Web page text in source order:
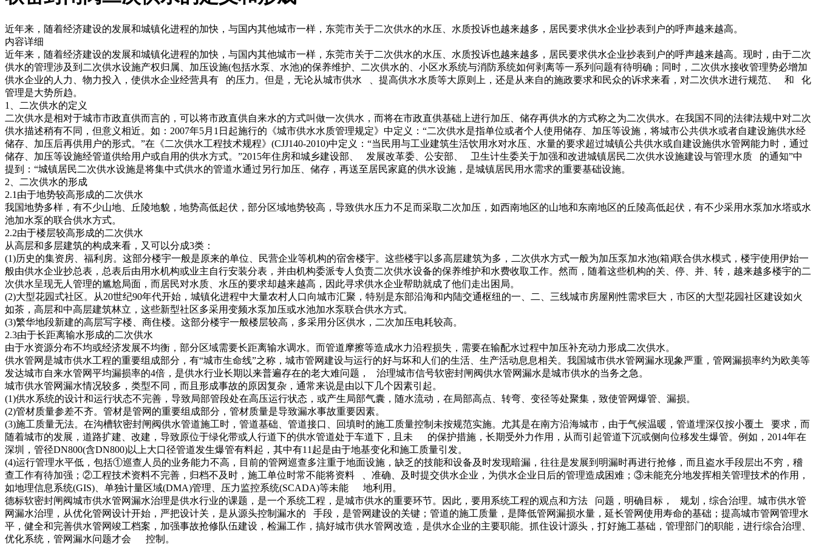
近年来，随着经济建设的发展和城镇化进程的加快，与国内其他城市一样，东莞市关于二次供水的水压、水质投诉也越来越多，居民要求供水企业抄表到户的呼声越来越高。
内容详细
近年来，随着经济建设的发展和城镇化进程的加快，与国内其他城市一样，东莞市关于二次供水的水压、水质投诉也越来越多，居民要求供水企业抄表到户的呼声越来越高。现时，由于二次
供水的管理涉及到二次供水设施产权归属、加压设施(包括水泵、水池)的保养维护、二次供水的、小区水系统与消防系统如何剥离等一系列问题有待明确；同时，二次供水接收管理势必增加
供水企业的人力、物力投入，使供水企业经营具有 的压力。但是，无论从城市供水 、提高供水水质等大原则上，还是从来自的施政要求和民众的诉求来看，对二次供水进行规范、 和 化
管理是大势所趋。
1、二次供水的定义
二次供水是相对于城市市政直供而言的，可以将市政直供自来水的方式叫做一次供水，而将在市政直供基础上进行加压、储存再供水的方式称之为二次供水。在我国不同的法律法规中对二次
供水描述稍有不同，但意义相近。如：2007年5月1日起施行的《城市供水水质管理规定》中定义：“二次供水是指单位或者个人使用储存、加压等设施，将城市公共供水或者自建设施供水经
储存、加压后再供用户的形式。”在《二次供水工程技术规程》(CJJ140-2010)中定义：“当民用与工业建筑生活饮用水对水压、水量的要求超过城镇公共供水或自建设施供水管网能力时，通过
储存、加压等设施经管道供给用户或自用的供水方式。”2015年住房和城乡建设部、 发展改革委、公安部、 卫生计生委关于加强和改进城镇居民二次供水设施建设与管理水质 的通知”中
提到：“城镇居民二次供水设施是将集中式供水的管道水通过另行加压、储存，再送至居民家庭的供水设施，是城镇居民用水需求的重要基础设施。
2、二次供水的形成
2.1由于地势较高形成的二次供水
我国地势多样，有不少山地、丘陵地貌，地势高低起伏，部分区域地势较高，导致供水压力不足而采取二次加压，如西南地区的山地和东南地区的丘陵高低起伏，有不少采用水泵加水塔或水
池加水泵的联合供水方式。
2.2由于楼层较高形成的二次供水
从高层和多层建筑的构成来看，又可以分成3类：
(1)历史的集资房、福利房。这部分楼宇一般是原来的单位、民营企业等机构的宿舍楼宇。这些楼宇以多高层建筑为多，二次供水方式一般为加压泵加水池(箱)联合供水模式，楼宇使用伊始一
般由供水企业抄总表，总表后由用水机构或业主自行安装分表，并由机构委派专人负责二次供水设备的保养维护和水费收取工作。然而，随着这些机构的关、停、并、转，越来越多楼宇的二
次供水呈现无人管理的尴尬局面，而居民对水质、水压的要求却越来越高，因此寻求供水企业帮助就成了他们走出困局。
(2)大型花园式社区。从20世纪90年代开始，城镇化进程中大量农村人口向城市汇聚，特别是东部沿海和内陆交通枢纽的一、二、三线城市房屋刚性需求巨大，市区的大型花园社区建设如火
如茶，高层和中高层建筑林立，这些新型社区多采用变频水泵加压或水池加水泵联合供水方式。
(3)繁华地段新建的高层写字楼、商住楼。这部分楼宇一般楼层较高，多采用分区供水，二次加压电耗较高。
2.3由于长距离输水形成的二次供水
由于水资源分布不均或经济发展不均衡，部分区域需要长距离输水调水。而管道摩擦等造成水力沿程损失，需要在输配水过程中加压补充动力形成二次供水。
供水管网是城市供水工程的重要组成部分，有“城市生命线”之称，城市管网建设与运行的好与坏和人们的生活、生产活动息息相关。我国城市供水管网漏水现象严重，管网漏损率约为欧美等
发达城市自来水管网平均漏损率的4倍，是供水行业长期以来普遍存在的老大难问题， 治理城市信号软密封闸阀供水管网漏水是城市供水的当务之急。
城市供水管网漏水情况较多，类型不同，而且形成事故的原因复杂，通常来说是由以下几个因素引起。
(1)供水系统的设计和运行状态不完善，导致局部管段处在高压运行状态，或产生局部气囊，随水流动，在局部高点、转弯、变径等处聚集，致使管网爆管、漏损。
(2)管材质量参差不齐。管材是管网的重要组成部分，管材质量是导致漏水事故重要因素。
(3)施工质量无法。在沟槽软密封闸阀供水管道施工时，管道基础、管道接口、回填时的施工质量控制未按规范实施。尤其是在南方沿海城市，由于气候温暖，管道埋深仅按小覆土 要求，而
随着城市的发展，道路扩建、改建，导致原位于绿化带或人行道下的供水管道处于车道下，且未 的保护措施，长期受外力作用，从而引起管道下沉或侧向位移发生爆管。例如，2014年在
深圳，管径DN800(含DN800)以上大口径管道发生爆管有料起，其中有11起是由于地基变化和施工质量引发。
(4)运行管理水平低，包括①巡查人员的业务能力不高，目前的管网巡查多注重于地面设施，缺乏的技能和设备及时发现暗漏，往往是发展到明漏时再进行抢修，而且盗水手段层出不穷，稽
查工作有待加强；②工程技术资料不完善，归档不及时，施工单位时常不能将资料 、准确、及时提交供水企业，为供水企业日后的管理造成困难；③未能充分地发挥相关管理技术的作用，
如地理信息系统(GIS)、单独计量区域(DMA)管理、压力监控系统(SCADA)等未能 地利用。
德标软密封闸阀城市供水管网漏水治理是供水行业的课题，是一个系统工程，是城市供水的重要环节。因此，要用系统工程的观点和方法 问题，明确目标， 规划，综合治理。城市供水管
网漏水治理，从优化管网设计开始，严把设计关，是从源头控制漏水的 手段，是管网建设的关键；管道的施工质量，是降低管网漏损水量，延长管网使用寿命的基础；提高城市管网管理水
平，健全和完善供水管网竣工档案，加强事故抢修队伍建设，检漏工作，搞好城市供水管网改造，是供水企业的主要职能。抓住设计源头，打好施工基础，管理部门的职能，进行综合治理、
优化系统，管网漏水问题才会 控制。